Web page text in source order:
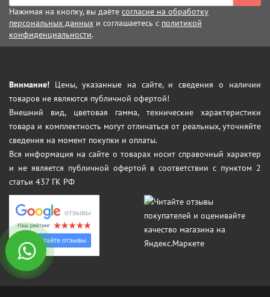
Нажимая на кнопку, вы даёте согласие на обработку
персональных данных и соглашаетесь с политикой
конфиденциальности.
Внимание! Цены, указанные на сайте, и сведения о наличии
товаров не являются публичной офертой!
Внешний вид, цветовая гамма, технические характеристики
товара и комплектность могут отличаться от реальных, уточняйте
сведения на момент покупки и оплаты.
Вся информация на сайте о товарах носит справочный характер
и не является публичной офертой в соответствии с пунктом 2
статьи 437 ГК РФ